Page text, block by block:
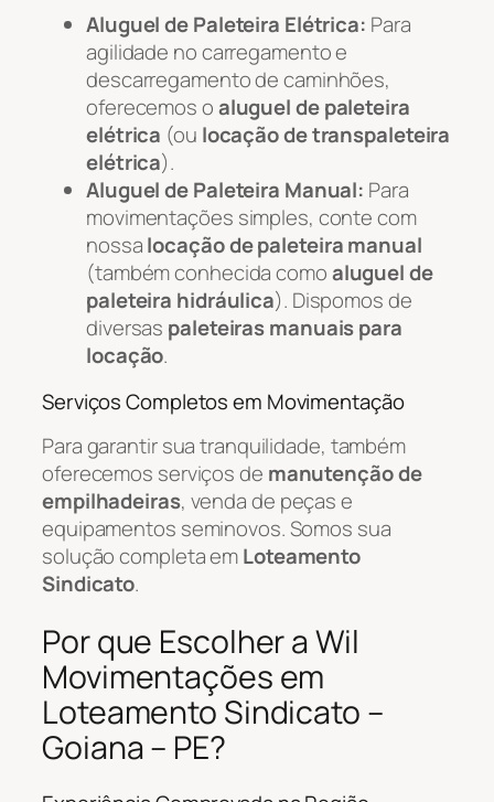
Aluguel de Paleteira Elétrica: Para
agilidade no carregamento e
descarregamento de caminhões,
oferecemos oaluguel de paleteira
elétrica (ou locação de transpaleteira
elétrica).
Aluguel de Paleteira Manual: Para
movimentações simples, conte com
nossalocação de paleteira manual
(também conhecida comoaluguel de
paleteira hidráulica). Dispomos de
diversas paleteiras manuais para
locação.
Serviços Completos em Movimentação
Para garantir sua tranquilidade, também
oferecemos serviços de manutenção de
empilhadeiras, venda de peças e
equipamentos seminovos. Somos sua
solução completa emLoteamento
Sindicato.
Por que Escolher a Wil
Movimentações em
Loteamento Sindicato –
Goiana – PE?